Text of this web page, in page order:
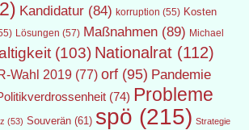
Kandidatur (84) korruption (55) Kosten
Lösungen (57) Maßnahmen (89) Michael
(103) Nationalrat (112)
Wahl 2019 (77) orf (95) Pandemie
(74) Probleme
(53) Souverän (61) spö (215) Strategie